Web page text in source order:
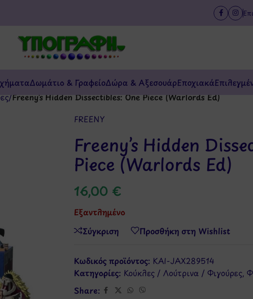
Δωμάτιο & ΓραφείοΔώρα & ΑξεσουάρΕποχιακά
/Freeny’s Hidden Dissectibles: One Piece (Warlords Ed)
FREENY
Freeny’s Hidden
Piece (Warlords Ed)
16,00 €
Εξαντλημένο
Σύγκριση
Προσθήκη στη Wishlist
Κωδικός προϊόντος: KAI-JAX289514
Κατηγορίες: Κούκλες / Λούτρινα / Φιγούρες,
Share: